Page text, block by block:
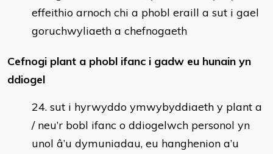
effeithio arnoch chi a phobl eraill a sut i gael
goruchwyliaeth a chefnogaeth
Cefnogi plant a phobl ifanc i gadw eu hunain yn
ddiogel
sut i hyrwyddo ymwybyddiaeth y plant a
/ neu’r bobl ifanc o ddiogelwch personol yn
unol â’u dymuniadau, eu hanghenion a’u